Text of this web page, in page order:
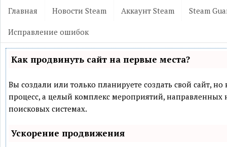
Главная Новости Steam Аккаунт Steam Steam
Исправление ошибок
Как продвинуть сайт на первые места?
Вы создали или только планируете создать свой сайт,
процесс, а целый комплекс мероприятий,
поисковых системах.
Ускорение продвижения